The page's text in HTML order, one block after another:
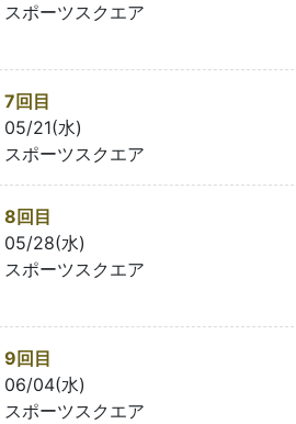
スポーツスクエア
7回目
05/21(水)
スポーツスクエア
8回目
05/28(水)
スポーツスクエア
9回目
06/04(水)
スポーツスクエア